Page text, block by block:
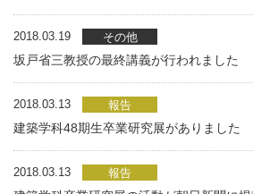
2018.03.19 その他
坂戸省三教授の最終講義が行われました
2018.03.13 報告
建築学科48期生卒業研究展がありました
2018.03.13 報告